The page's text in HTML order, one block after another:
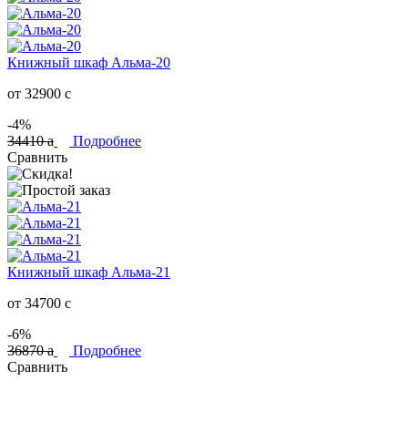
Книжный шкаф Альма-20
от 32900 c
-4%
34410a
Подробнее
Сравнить
Книжный шкаф Альма-21
от 34700 c
-6%
36870a
Подробнее
Сравнить